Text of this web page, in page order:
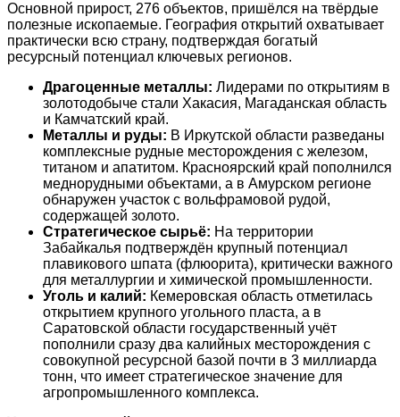
Основной прирост, 276 объектов, пришёлся на твёрдые
полезные ископаемые. География открытий охватывает
практически всю страну, подтверждая богатый
ресурсный потенциал ключевых регионов.
Драгоценные металлы: Лидерами по открытиям в
золотодобыче стали Хакасия, Магаданская область
и Камчатский край.
Металлы и руды: В Иркутской области разведаны
комплексные рудные месторождения с железом,
титаном и апатитом. Красноярский край пополнился
меднорудными объектами, а в Амурском регионе
обнаружен участок с вольфрамовой рудой,
содержащей золото.
Стратегическое сырьё: На территории
Забайкалья подтверждён крупный потенциал
плавикового шпата (флюорита), критически важного
для металлургии и химической промышленности.
Уголь и калий: Кемеровская область отметилась
открытием крупного угольного пласта, а в
Саратовской области государственный учёт
пополнили сразу два калийных месторождения с
совокупной ресурсной базой почти в 3 миллиарда
тонн, что имеет стратегическое значение для
агропромышленного комплекса.